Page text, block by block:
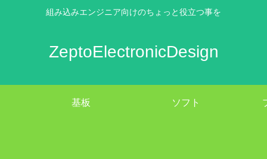
組み込みエンジニア向けのちょっと役立つ事を
ZeptoElectronicDesign
基板 ソフト